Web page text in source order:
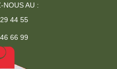
NOUS AU :
44 55
66 99